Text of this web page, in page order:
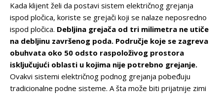
Kada klijent želi da postavi sistem električnog grejanja
ispod pločica, koriste se grejači koji se nalaze neposredno
ispod pločica. Debljina grejača od tri milimetra ne utiče
na debljinu završenog poda. Područje koje se zagreva
obuhvata oko 50 odsto raspoloživog prostora
isključujući oblasti u kojima nije potrebno grejanje.
Ovakvi sistemi električnog podnog grejanja pobeđuju
tradicionalne podne sisteme. A šta može biti prijatnije zimi